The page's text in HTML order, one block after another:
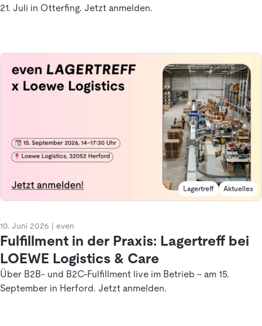
21. Juli in Otterfing. Jetzt anmelden.
Lagertreff Aktuelles
10. Juni 2026 | even
Fulfillment in der Praxis: Lagertreff bei
LOEWE Logistics & Care
Über B2B- und B2C-Fulfillment live im Betrieb – am 15.
September in Herford. Jetzt anmelden.